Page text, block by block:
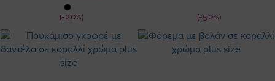
(-20%)
Τιμή
(-50%)